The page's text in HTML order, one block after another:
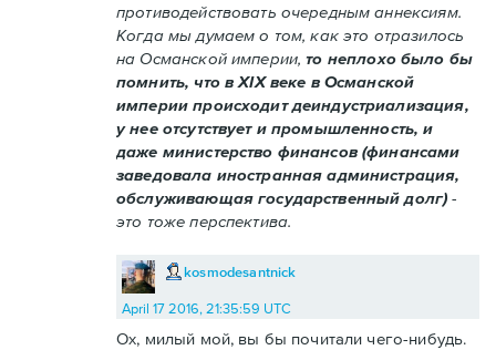
противодействовать очередным аннексиям.
Когда мы думаем о том, как это отразилось
на Османской империи,то неплохо было бы
помнить, что в XIX веке в Османской
империи происходит деиндустриализация,
у нее отсутствует и промышленность, и
даже министерство финансов (финансами
заведовала иностранная администрация,
обслуживающая государственный долг)-
это тоже перспектива.
kosmodesantnick
April 17 2016, 21:35:59 UTC
Ох, милый мой, вы бы почитали чего-нибудь.